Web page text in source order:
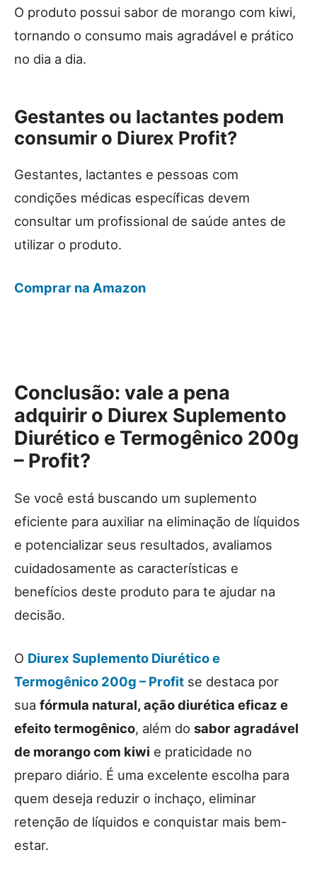
O produto possui sabor de morango com kiwi,
tornando o consumo mais agradável e prático
no dia a dia.
Gestantes ou lactantes podem
consumir o Diurex Profit?
Gestantes, lactantes e pessoas com
condições médicas específicas devem
consultar um profissional de saúde antes de
utilizar o produto.
Comprar na Amazon
Conclusão: vale a pena
adquirir o Diurex Suplemento
Diurético e Termogênico 200g
– Profit?
Se você está buscando um suplemento
eficiente para auxiliar na eliminação de líquidos
e potencializar seus resultados, avaliamos
cuidadosamente as características e
benefícios deste produto para te ajudar na
decisão.
O Diurex Suplemento Diurético e
Termogênico 200g – Profit se destaca por
sua fórmula natural, ação diurética eficaz e
efeito termogênico, além do sabor agradável
de morango com kiwi e praticidade no
preparo diário. É uma excelente escolha para
quem deseja reduzir o inchaço, eliminar
retenção de líquidos e conquistar mais bem-
estar.